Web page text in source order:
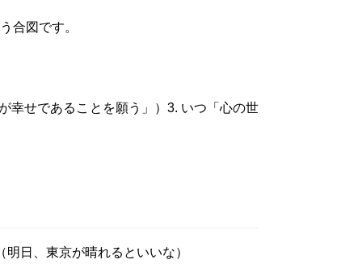
合図です。
幸せであることを願う」）3. いつ「心の世
明日、東京が晴れるといいな）